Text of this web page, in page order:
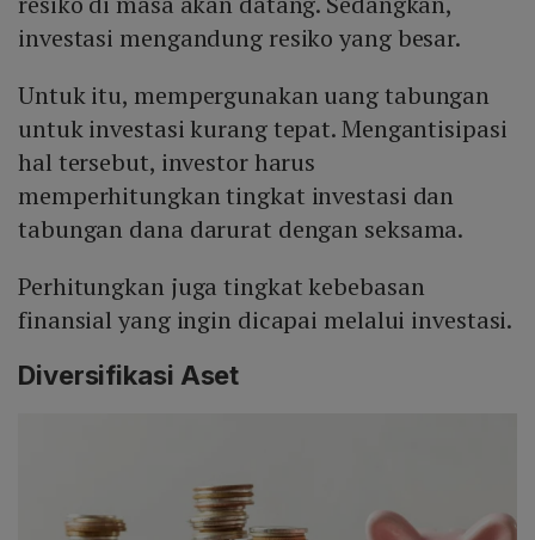
investasi mengandung resiko yang besar.
Untuk itu, mempergunakan uang tabungan
untuk investasi kurang tepat. Mengantisipasi
hal tersebut, investor harus
memperhitungkan tingkat investasi dan
tabungan dana darurat dengan seksama.
Perhitungkan juga tingkat kebebasan
finansial yang ingin dicapai melalui investasi.
Diversifikasi Aset